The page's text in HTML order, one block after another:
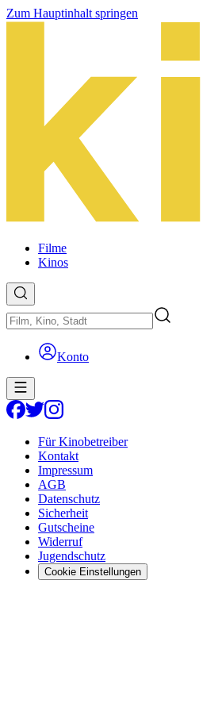
Zum Hauptinhalt springen
Filme
Kinos
Konto
Für Kinobetreiber
Kontakt
Impressum
AGB
Datenschutz
Sicherheit
Gutscheine
Widerruf
Jugendschutz
Cookie Einstellungen